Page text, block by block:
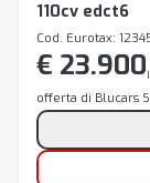
110cv edct6
Cod. Eurotax:
€ 23.900
offerta di Blucars